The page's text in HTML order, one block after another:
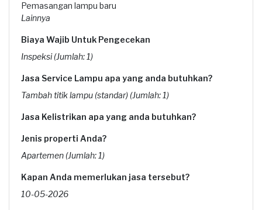
Pemasangan lampu baru
Lainnya
Biaya Wajib Untuk Pengecekan
Inspeksi (Jumlah: 1)
Jasa Service Lampu apa yang anda butuhkan?
Tambah titik lampu (standar) (Jumlah: 1)
Jasa Kelistrikan apa yang anda butuhkan?
Jenis properti Anda?
Apartemen (Jumlah: 1)
Kapan Anda memerlukan jasa tersebut?
10-05-2026